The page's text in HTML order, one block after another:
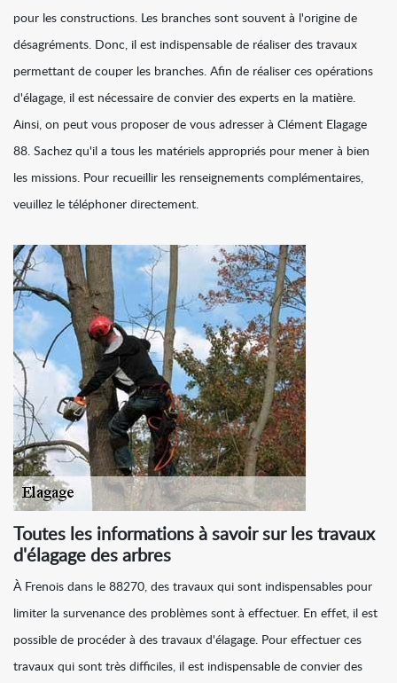
pour les constructions. Les branches sont souvent à l'origine de
désagréments. Donc, il est indispensable de réaliser des travaux
permettant de couper les branches. Afin de réaliser ces opérations
d'élagage, il est nécessaire de convier des experts en la matière.
Ainsi, on peut vous proposer de vous adresser à Clément Elagage
88. Sachez qu'il a tous les matériels appropriés pour mener à bien
les missions. Pour recueillir les renseignements complémentaires,
veuillez le téléphoner directement.
Toutes les informations à savoir sur les travaux
d'élagage des arbres
À Frenois dans le 88270, des travaux qui sont indispensables pour
limiter la survenance des problèmes sont à effectuer. En effet, il est
possible de procéder à des travaux d'élagage. Pour effectuer ces
travaux qui sont très difficiles, il est indispensable de convier des